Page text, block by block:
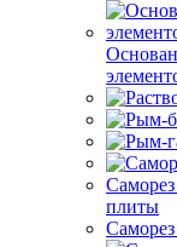
плиты